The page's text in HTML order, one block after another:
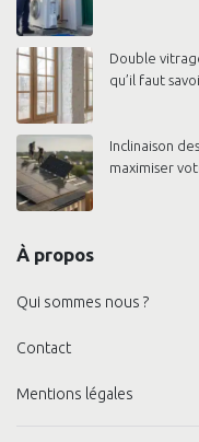
Double
qu’il faut
Inclinaison
maximiser
À propos
Qui sommes nous ?
Contact
Mentions légales